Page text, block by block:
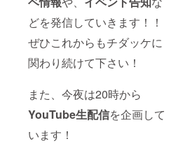
どを発信していきます！！
ぜひこれからもチダッケに
関わり続けて下さい！
また、今夜は20時から
YouTube生配信を企画して
います！